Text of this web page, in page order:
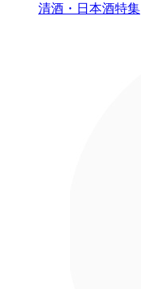
清酒・日本酒特集